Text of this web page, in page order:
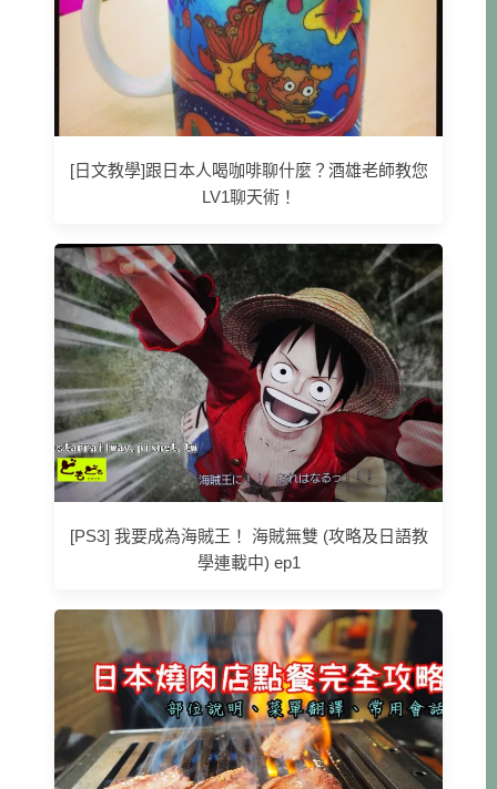
[日文教學]跟日本人喝咖啡聊什麼？酒雄老師教您
LV1聊天術！
[PS3] 我要成為海賊王！ 海賊無雙 (攻略及日語教
學連載中) ep1